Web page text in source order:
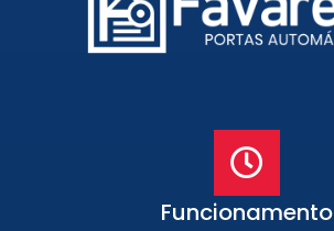
Funcionamento